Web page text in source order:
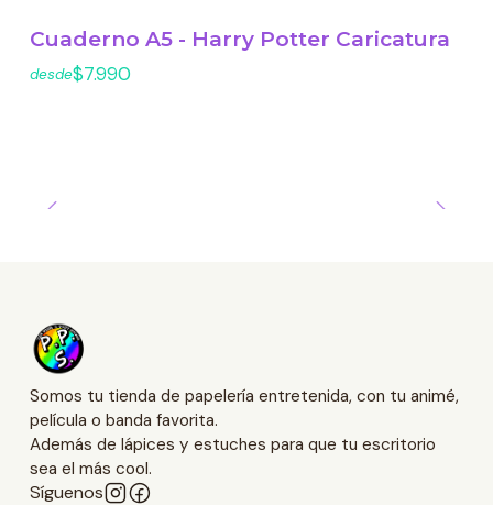
Cuaderno A5 - Harry Potter Caricatura
desde$7.990
Somos tu tienda de papelería entretenida, con tu animé,
película o banda favorita.
Además de lápices y estuches para que tu escritorio
sea el más cool.
Síguenos